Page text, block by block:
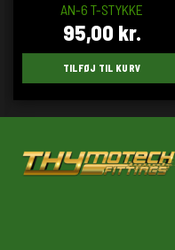
AN-6 T-STYKKE
95,00 kr.
TILFØJ TIL KURV